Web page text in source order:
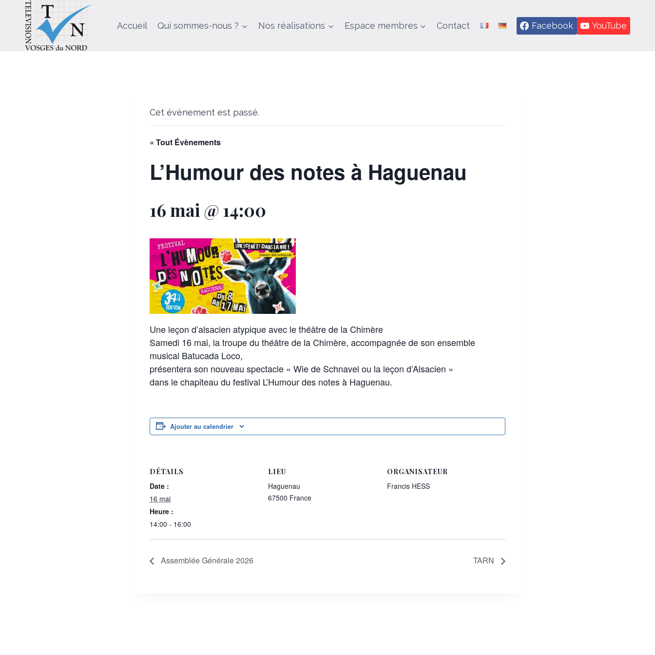
contenu
Accueil Qui sommes-nous ? Nos réalisations Espace membres Contact Facebook YouTube
Cet évènement est passé.
« Tout Évènements
L’Humour des notes à Haguenau
16 mai @ 14:00
Une leçon d’alsacien atypique avec le théâtre de la Chimère
Samedi 16 mai, la troupe du théâtre de la Chimère, accompagnée de son ensemble
musical Batucada Loco,
présentera son nouveau spectacle « Wie de Schnavel ou la leçon d’Alsacien »
dans le chapiteau du festival L’Humour des notes à Haguenau.
Ajouter au calendrier
DÉTAILS
Date :
16 mai
Heure :
14:00 - 16:00
LIEU
Haguenau
67500 France
ORGANISATEUR
Francis HESS
Assemblée Générale 2026 TARN